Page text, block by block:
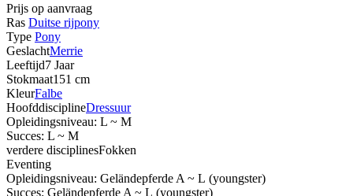
Prijs op aanvraag
Ras Duitse rijpony
Type Pony
GeslachtMerrie
Leeftijd7 Jaar
Stokmaat151 cm
KleurFalbe
HoofddisciplineDressuur
Opleidingsniveau: L ~ M
Succes: L ~ M
verdere disciplinesFokken
Eventing
Opleidingsniveau: Geländepferde A ~ L (youngster)
Succes: Geländepferde A ~ L (youngster)